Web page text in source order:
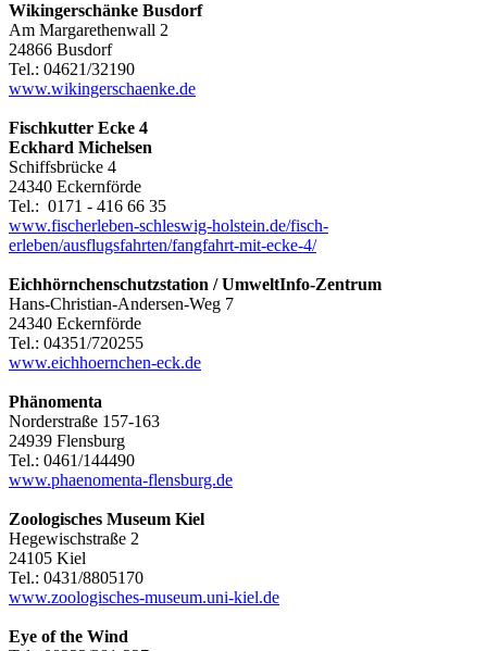
Wikingerschänke Busdorf
Am Margarethenwall 2
24866 Busdorf
Tel.: 04621/32190
www.wikingerschaenke.de
Fischkutter Ecke 4
Eckhard Michelsen
Schiffsbrücke 4
24340 Eckernförde
Tel.: 0171 - 416 66 35
www.fischerleben-schleswig-holstein.de/fisch-
erleben/ausflugsfahrten/fangfahrt-mit-ecke-4/
Eichhörnchenschutzstation / UmweltInfo-Zentrum
Hans-Christian-Andersen-Weg 7
24340 Eckernförde
Tel.: 04351/720255
www.eichhoernchen-eck.de
Phänomenta
Norderstraße 157-163
24939 Flensburg
Tel.: 0461/144490
www.phaenomenta-flensburg.de
Zoologisches Museum Kiel
Hegewischstraße 2
24105 Kiel
Tel.: 0431/8805170
www.zoologisches-museum.uni-kiel.de
Eye of the Wind